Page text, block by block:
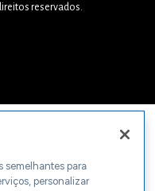
reservados.
semelhantes para
personalizar